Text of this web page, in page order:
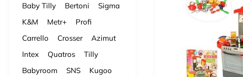
Baby Tilly
Bertoni
Sigma
K&M
Metr+
Profi
Carrello
Crosser
Azimut
Intex
Quatros
Tilly
Babyroom
SNS
Kugoo